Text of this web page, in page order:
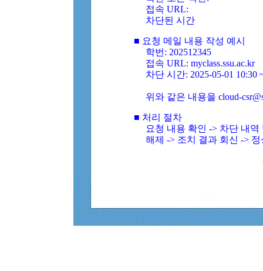
접속 URL:
차단된 시간
■ 요청 메일 내용 작성 예시
학번: 202512345
접속 URL: myclass.ssu.ac.kr
차단 시간: 2025-05-01 10:30
위와 같은 내용을 cloud-
■ 처리 절차
요청 내용 확인 -> 차단 내
해제 -> 조치 결과 회신 ->